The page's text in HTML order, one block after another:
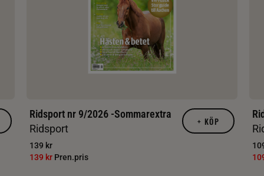
Ridsport nr 9/2026 -Sommarextra
Ridsport
139 kr
139 kr Pren.pris
+ KÖP